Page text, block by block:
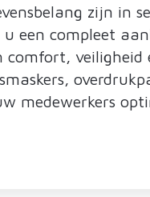
zijn in
een compleet
comfort,
medewerkers